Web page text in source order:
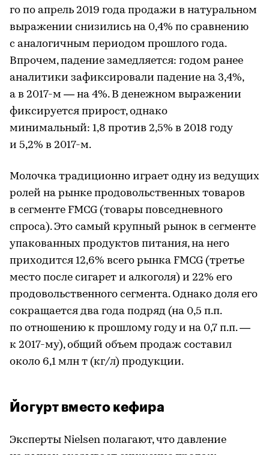
го по апрель 2019 года продажи в натуральном
выражении снизились на 0,4% по сравнению
с аналогичным периодом прошлого года.
Впрочем, падение замедляется: годом ранее
аналитики зафиксировали падение на 3,4%,
а в 2017-м — на 4%. В денежном выражении
фиксируется прирост, однако
минимальный: 1,8 против 2,5% в 2018 году
и 5,2% в 2017-м.
Молочка традиционно играет одну из ведущих
ролей на рынке продовольственных товаров
в сегменте FMCG (товары повседневного
спроса). Это самый крупный рынок в сегменте
упакованных продуктов питания, на него
приходится 12,6% всего рынка FMCG (третье
место после сигарет и алкоголя) и 22% его
продовольственного сегмента. Однако доля его
сокращается два года подряд (на 0,5 п.п.
по отношению к прошлому году и на 0,7 п.п. —
к 2017-му), общий объем продаж составил
около 6,1 млн т (кг/л) продукции.
Йогурт вместо кефира
Эксперты Nielsen полагают, что давление